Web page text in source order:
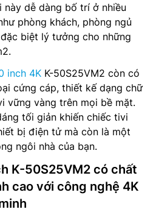
này dễ dàng bố trí ở nhiều
phòng khách, phòng ngủ
biệt lý tưởng cho những
inch 4K K-50S25VM2 còn có
cứng cáp, thiết kế dạng chữ
vững vàng trên mọi bề mặt.
tối giản khiến chiếc tivi
bị điện tử mà còn là một
ngôi nhà của bạn.
K-50S25VM2 có chất
cao với công nghệ 4K